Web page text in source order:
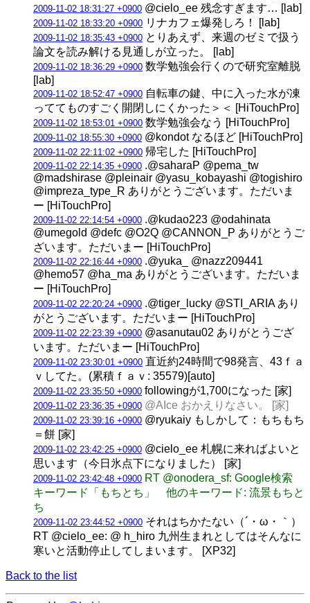
2009-11-02 18:31:27 +0900 @cielo_ee 残念すぎます… [lab]
2009-11-02 18:33:20 +0900 リナカフェ爆発しろ！ [lab]
2009-11-02 18:35:43 +0900 とりあえず、来週のゼミで扱う
論文を読み解ける見通しが立った。 [lab]
2009-11-02 18:36:29 +0900 数学勉強会行くので研究室離脱
[lab]
2009-11-02 18:52:47 +0900 自転車の鍵、中に入った水が凍
っててものすごく開閉しにくかった＞＜ [HiTouchPro]
2009-11-02 18:53:01 +0900 数学勉強会なう [HiTouchPro]
2009-11-02 18:55:30 +0900 @kondot なるほど [HiTouchPro]
2009-11-02 22:11:02 +0900 帰宅した [HiTouchPro]
2009-11-02 22:14:35 +0900 .@saharaP @pema_tw
@madshirase @pleinair @yasu_kobayashi @togishiro
@impreza_type_R ありがとうございます。ただいま
ー [HiTouchPro]
2009-11-02 22:14:54 +0900 .@kudao223 @odahinata
@umegold @defc @O2Q @CANNON_P ありがとうご
ざいます。ただいまー [HiTouchPro]
2009-11-02 22:16:44 +0900 .@yuka_ @nazz209441
@hemo57 @ha_ma ありがとうございます。ただいま
ー [HiTouchPro]
2009-11-02 22:20:24 +0900 .@tiger_lucky @STI_ARIA あり
がとうございます。ただいまー [HiTouchPro]
2009-11-02 22:23:39 +0900 @asanutau02 ありがとうござ
います。ただいまー [HiTouchPro]
2009-11-02 23:30:01 +0900 直近約24時間で98発言、43ｆａ
ｖしてた。(累積ｆａｖ: 35579)[auto]
2009-11-02 23:35:50 +0900 followingが1,700になった [家]
2009-11-02 23:36:35 +0900 @AIce おかえりなさい。 [家]
2009-11-02 23:39:16 +0900 @ryukaiy もしかして：もちもち
＝餅 [家]
2009-11-02 23:42:25 +0900 @cielo_ee 札幌に来ればよいと
思います（今日氷点下になりました） [家]
2009-11-02 23:42:48 +0900 RT @onodera_sf: Google検索
キーワード「もちとち」 他のキーワード: 流景もちと
ち
2009-11-02 23:44:52 +0900 それはちかたない（´・ω・｀）
RT @cielo_ee: @ h_hiro 九州生まれとしてはそんなに
寒いと活動停止してしまいます。 [XP32]
Back to the list